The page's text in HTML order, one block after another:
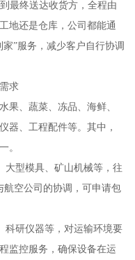
最终送达收货方，全程由
地还是仓库，公司都能通
”服务，减少客户自行协调
求
果、蔬菜、冻品、海鲜、
器、工程配件等。其中，
。
大型模具、矿山机械等，往
空公司的协调，可申请包
科研仪器等，对运输环境要
监控服务，确保设备在运